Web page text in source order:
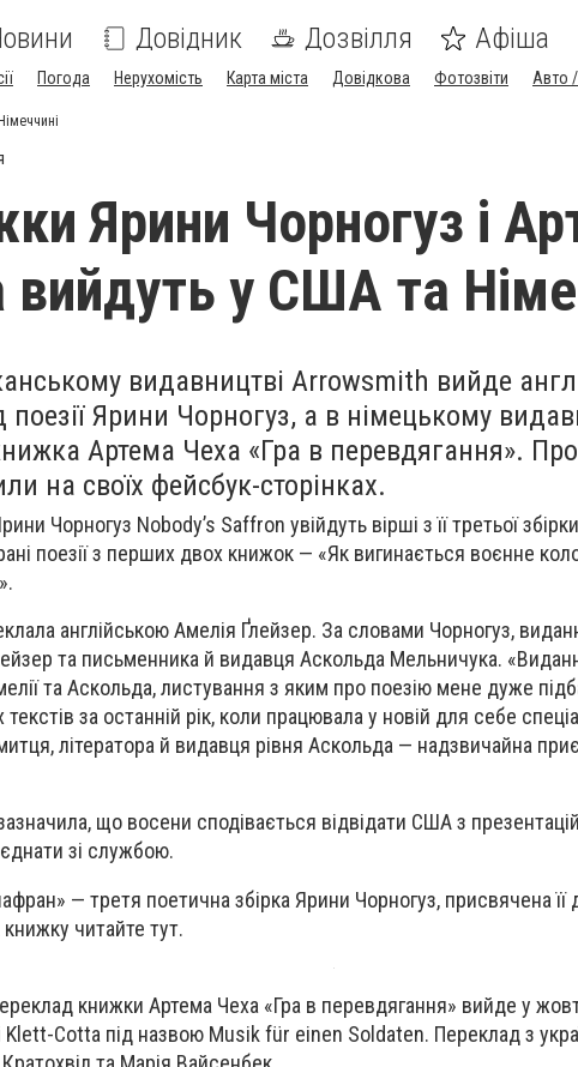
Довідник Дозвілля Афіша
Погода Нерухомість Карта міста Довідкова Фотозвіти Авто
Ярини Чорногуз і
вийдуть у США та
видавництві Arrowsmith вийде
поезії Ярини Чорногуз, а в німецькому
Артема Чеха «Гра в перевдягання».
на своїх фейсбук-сторінках.
Чорногуз Nobody’s Saffron увійдуть вірші з її третьої
поезії з перших двох книжок — «Як вигинається воєнне
англійською Амелія Ґлейзер. За словами Чорногуз,
та письменника й видавця Аскольда Мельничука.
та Аскольда, листування з яким про поезію мене дуже
текстів за останній рік, коли працювала у новій для себе
літератора й видавця рівня Аскольда — надзвичайна
що восени сподівається відвідати США з
зі службою.
— третя поетична збірка Ярини Чорногуз, присвячена її
читайте тут.
книжки Артема Чеха «Гра в перевдягання» вийде у
Klett-Cotta під назвою Musik für einen Soldaten. Переклад з